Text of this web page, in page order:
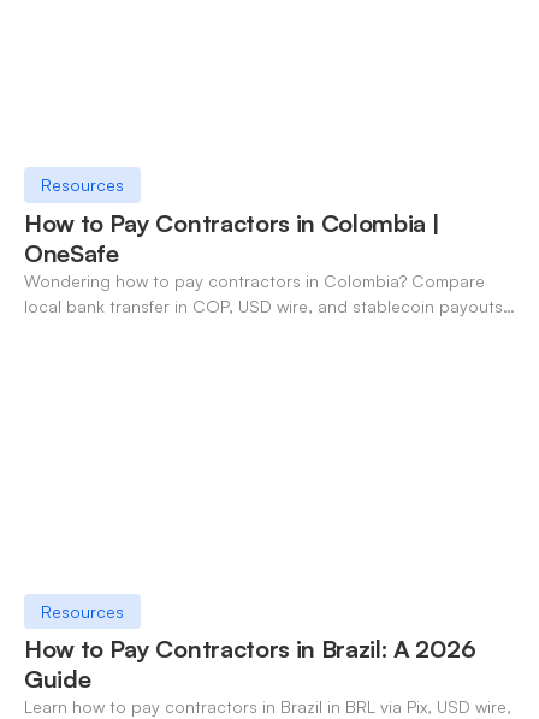
Resources
How to Pay Contractors in Colombia |
OneSafe
Wondering how to pay contractors in Colombia? Compare
local bank transfer in COP, USD wire, and stablecoin payouts.
Resources
How to Pay Contractors in Brazil: A 2026
Guide
Learn how to pay contractors in Brazil in BRL via Pix, USD wire,